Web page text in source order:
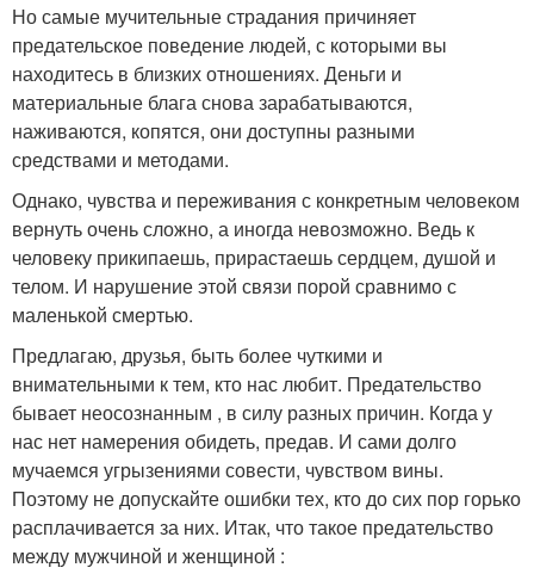
Но самые мучительные страдания причиняет
предательское поведение людей, с которыми вы
находитесь в близких отношениях. Деньги и
материальные блага снова зарабатываются,
наживаются, копятся, они доступны разными
средствами и методами.
Однако, чувства и переживания с конкретным человеком
вернуть очень сложно, а иногда невозможно. Ведь к
человеку прикипаешь, прирастаешь сердцем, душой и
телом. И нарушение этой связи порой сравнимо с
маленькой смертью.
Предлагаю, друзья, быть более чуткими и
внимательными к тем, кто нас любит. Предательство
бывает неосознанным , в силу разных причин. Когда у
нас нет намерения обидеть, предав. И сами долго
мучаемся угрызениями совести, чувством вины.
Поэтому не допускайте ошибки тех, кто до сих пор горько
расплачивается за них. Итак, что такое предательство
между мужчиной и женщиной :